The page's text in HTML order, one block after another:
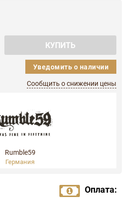
КУПИТЬ
Уведомить о наличии
Сообщить о снижении цены
Rumble59
Германия
Оплата: